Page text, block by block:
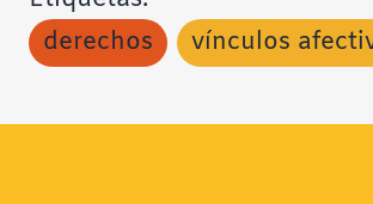
derechos
vínculos